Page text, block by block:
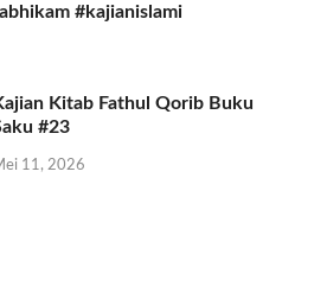
#kajianislami
Kitab Fathul Qorib Buku
#23
11, 2026